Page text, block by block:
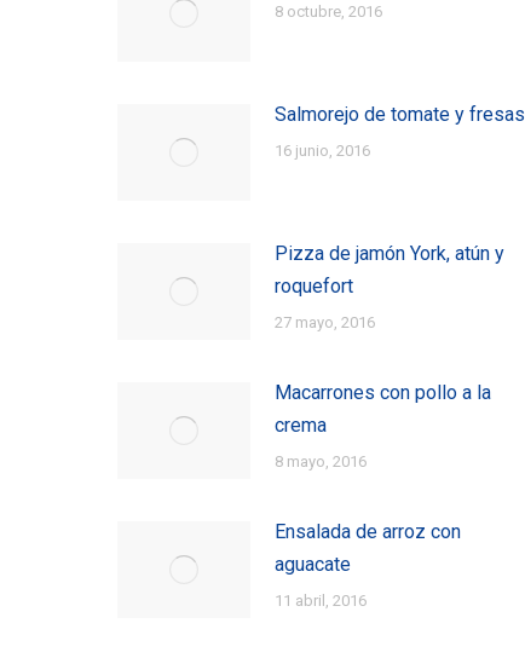
8 octubre, 2016
Salmorejo de tomate y fresas
16 junio, 2016
Pizza de jamón York, atún y
roquefort
27 mayo, 2016
Macarrones con pollo a la
crema
8 mayo, 2016
Ensalada de arroz con
aguacate
11 abril, 2016